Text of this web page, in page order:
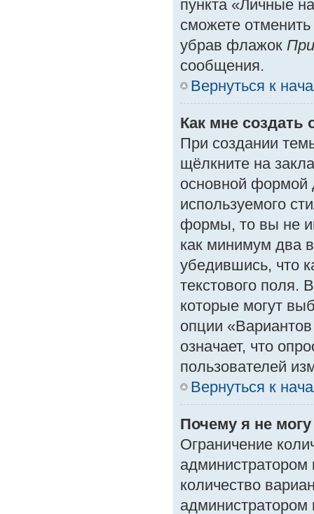
пункта «Личные
сможете
убрав флажок
сообщения.
Вернуться к
Как мне создать
При создании
щёлкните на
основной формой
используемого
формы, то вы не
как минимум два
убедившись, что
текстового поля.
которые могут
опции
означает, что
пользователей
Вернуться к
Почему я не
Ограничение
количество